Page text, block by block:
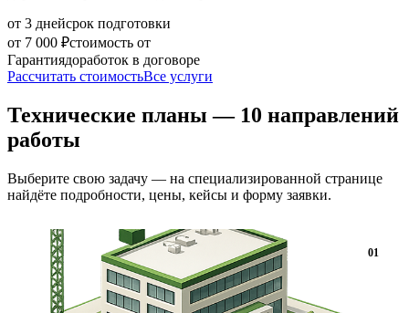
от 3 днейсрок подготовки
от 7 000 ₽стоимость от
Гарантиядоработок в договоре
Рассчитать стоимостьВсе услуги
Технические планы — 10 направлений
работы
Выберите свою задачу — на специализированной странице
найдёте подробности, цены, кейсы и форму заявки.
01